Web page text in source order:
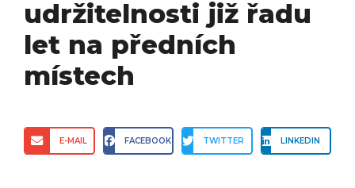
udržitelnosti již řadu
let na předních
místech
E-MAIL FACEBOOK TWITTER LINKEDIN